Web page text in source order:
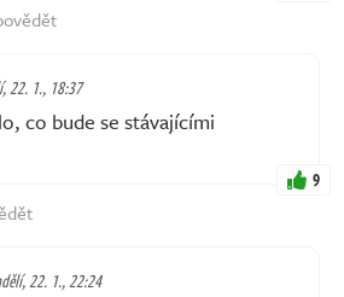
22. 1., 18:37
co bude se stávajícími
9
22. 1., 22:24